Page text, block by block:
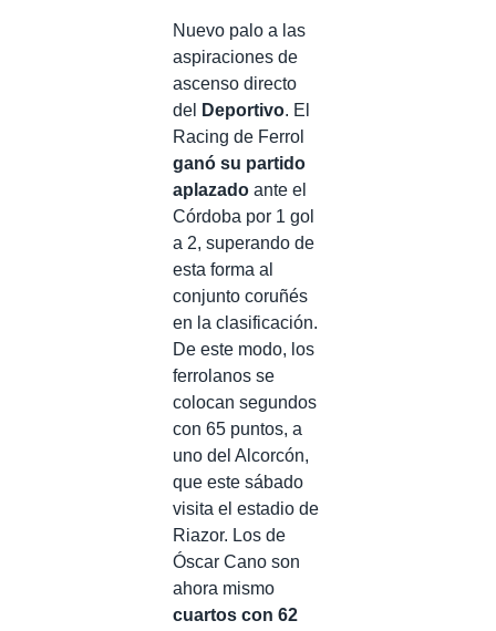
Nuevo palo a las
aspiraciones de
ascenso directo
del
Deportivo. El
Racing de Ferrol
ganó su partido
aplazado ante el
Córdoba por 1 gol
a 2, superando de
esta forma al
conjunto coruñés
en la clasificación.
De este modo, los
ferrolanos se
colocan segundos
con 65 puntos, a
uno del Alcorcón,
que este sábado
visita el estadio de
Riazor. Los de
Óscar Cano son
ahora mismo
cuartos con 62